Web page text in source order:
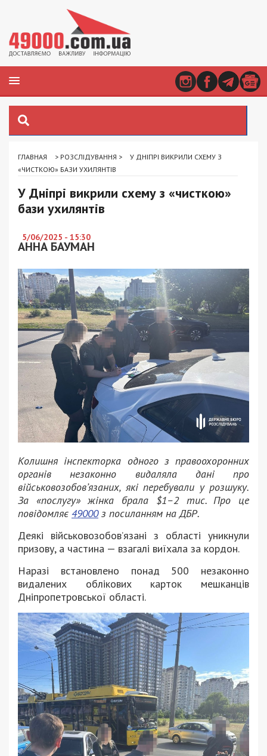
ГЛАВНАЯ > РОЗСЛІДУВАННЯ >
У ДНІПРІ ВИКРИЛИ СХЕМУ З
«ЧИСТКОЮ» БАЗИ УХИЛЯНТІВ
У Дніпрі викрили схему з «чисткою»
бази ухилянтів
5/06/2025 - 15:30
АННА БАУМАН
Колишня інспекторка одного з правоохоронних
органів незаконно видаляла дані про
військовозобовʼязаних, які перебували у розшуку.
За «послугу» жінка брала $1–2 тис. Про це
повідомляє 49000з посиланням на ДБР.
Деякі військовозобовʼязані з області уникнули
призову, а частина — взагалі виїхала за кордон.
Наразі встановлено понад 500 незаконно
видалених облікових карток мешканців
Дніпропетровської області.